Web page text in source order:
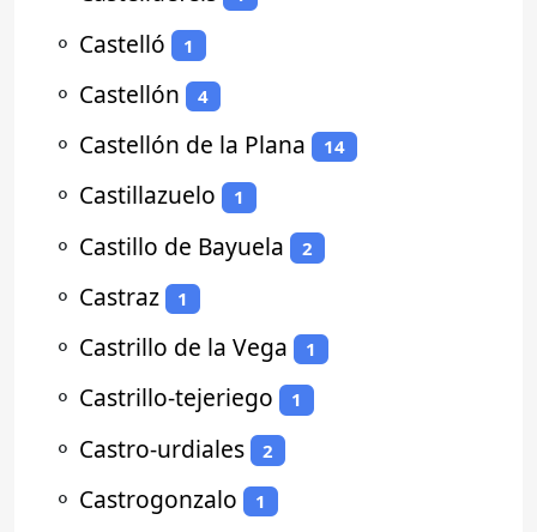
⚬ Castelló 1
⚬ Castellón 4
⚬ Castellón de la Plana 14
⚬ Castillazuelo 1
⚬ Castillo de Bayuela 2
⚬ Castraz 1
⚬ Castrillo de la Vega 1
⚬ Castrillo-tejeriego 1
⚬ Castro-urdiales 2
⚬ Castrogonzalo 1